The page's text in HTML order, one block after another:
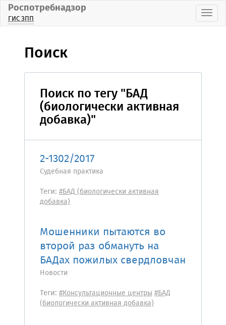
Роспотребнадзор
ГИС ЗПП
Поиск
Поиск по тегу "БАД
(биологически активная
добавка)"
2-1302/2017
Судебная практика
Теги: #БАД (биологически активная
добавка)
Мошенники пытаются во
второй раз обмануть на
БАДах пожилых свердловчан
Новости
Теги: #Консультационные центры#БАД
(биологически активная добавка)